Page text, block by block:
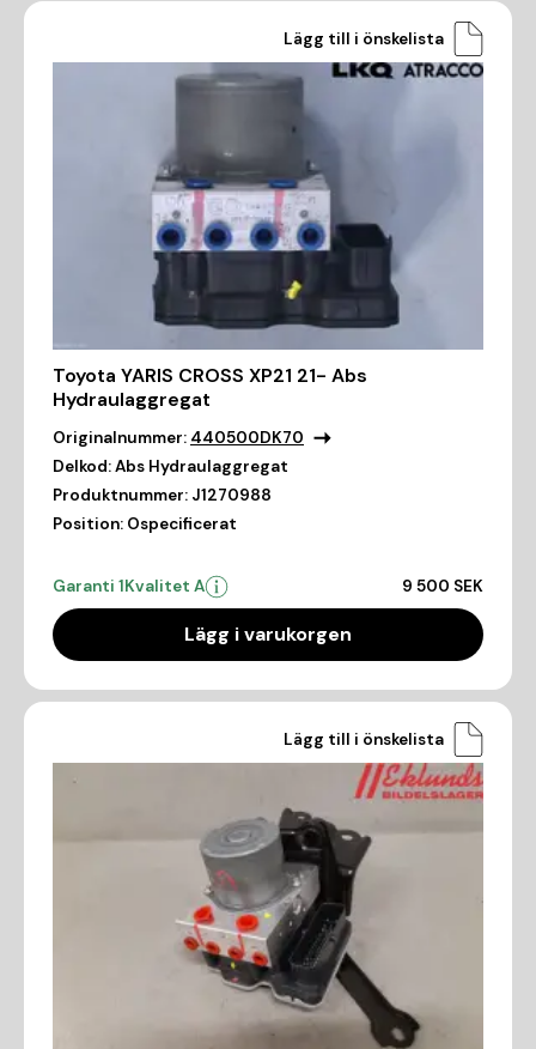
Lägg till i önskelista
Toyota YARIS CROSS XP21 21- Abs
Hydraulaggregat
Originalnummer: 440500DK70
Delkod:Abs Hydraulaggregat
Produktnummer: J1270988
Position: Ospecificerat
Garanti 1Kvalitet A 9 500 SEK
Lägg i varukorgen
Lägg till i önskelista